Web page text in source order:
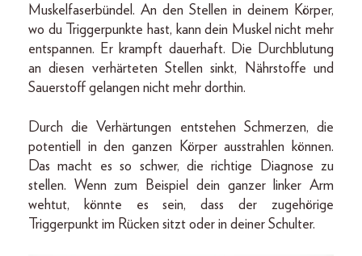
Muskelfaserbündel. An den Stellen in deinem Körper,
wo du Triggerpunkte hast, kann dein Muskel nicht mehr
entspannen. Er krampft dauerhaft. Die Durchblutung
an diesen verhärteten Stellen sinkt, Nährstoffe und
Sauerstoff gelangen nicht mehr dorthin.
Durch die Verhärtungen entstehen Schmerzen, die
potentiell in den ganzen Körper ausstrahlen können.
Das macht es so schwer, die richtige Diagnose zu
stellen. Wenn zum Beispiel dein ganzer linker Arm
wehtut, könnte es sein, dass der zugehörige
Triggerpunkt im Rücken sitzt oder in deiner Schulter.